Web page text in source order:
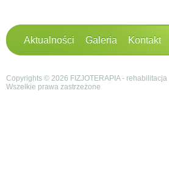
Aktualności Galeria Kontakt
Copyrights © 2026 FIZJOTERAPIA -
Wszelkie prawa zastrzeżone